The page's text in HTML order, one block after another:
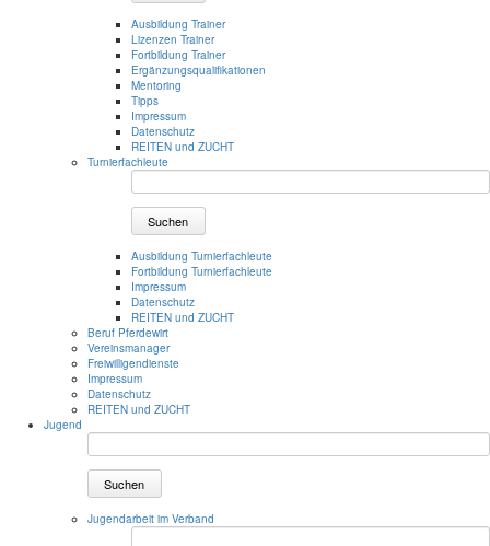
Ausbildung Trainer
Lizenzen Trainer
Fortbildung Trainer
Ergänzungsqualifikationen
Mentoring
Tipps
Impressum
Datenschutz
REITEN und ZUCHT
Turnierfachleute
Suchen
Ausbildung Turnierfachleute
Fortbildung Turnierfachleute
Impressum
Datenschutz
REITEN und ZUCHT
Beruf Pferdewirt
Vereinsmanager
Freiwilligendienste
Impressum
Datenschutz
REITEN und ZUCHT
Jugend
Suchen
Jugendarbeit im Verband